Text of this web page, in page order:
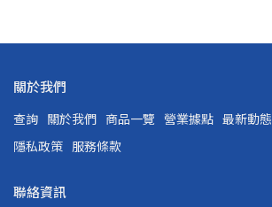
關於我們
查詢 關於我們 商品一覽 營業據點 最新動態
隱私政策 服務條款
聯絡資訊